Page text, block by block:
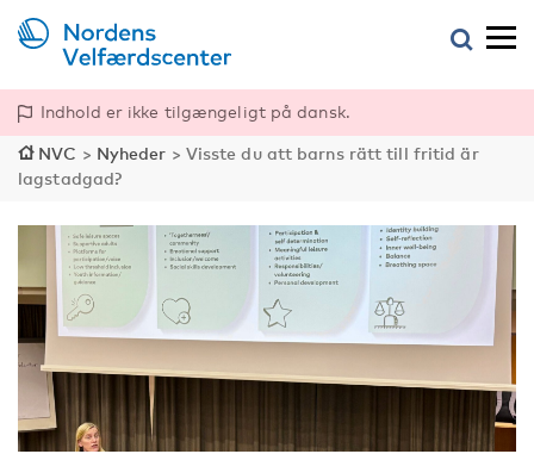
Indhold er ikke tilgængeligt på dansk.
NVC > Nyheder > Visste du att barns rätt till fritid är
lagstadgad?